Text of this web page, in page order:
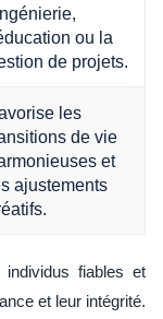
ou la
de projets.
les
de vie
et
ajustements
individus fiables et
et leur intégrité.